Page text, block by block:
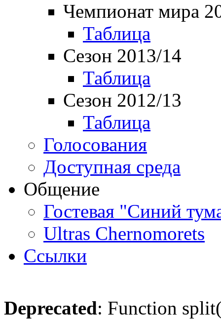
Чемпионат мира
Таблица
Сезон 2013/14
Таблица
Сезон 2012/13
Таблица
Голосования
Доступная среда
Общение
Гостевая "Синий
Ultras Chernomorets
Ссылки
Deprecated: Function